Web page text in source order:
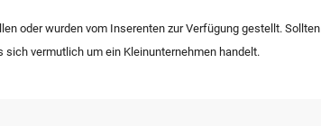
oder wurden vom Inserenten zur Verfügung gestellt. Sollten
vermutlich um ein Kleinunternehmen handelt.